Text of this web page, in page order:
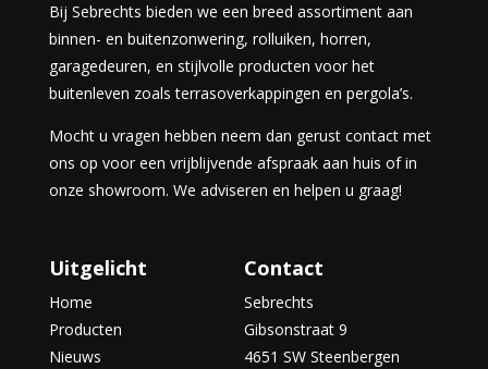
Bij Sebrechts bieden we een breed assortiment aan
binnen- en buitenzonwering, rolluiken, horren,
garagedeuren, en stijlvolle producten voor het
buitenleven zoals terrasoverkappingen en pergola’s.
Mocht u vragen hebben neem dan gerust contact met
ons op voor een vrijblijvende afspraak aan huis of in
onze showroom. We adviseren en helpen u graag!
Uitgelicht
Home
Producten
Nieuws
Contact
Sebrechts
Gibsonstraat 9
4651 SW Steenbergen